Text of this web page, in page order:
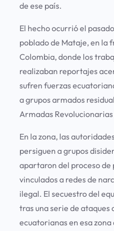
de ese país.
El hecho ocurrió el
poblado de Mataje, en la
Colombia, donde los
realizaban reportajes
sufren fuerzas
a grupos armados
Armadas
En la zona, las
persiguen a grupos
apartaron del proceso de
vinculados a redes de
ilegal. El secuestro del
tras una serie de ataques
ecuatorianas en esa